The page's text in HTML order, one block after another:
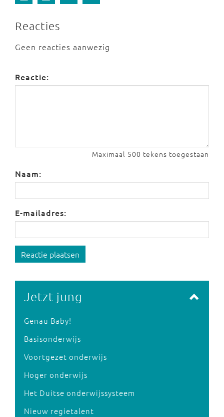
Reacties
Geen reacties aanwezig
Reactie:
Maximaal 500 tekens toegestaan
Naam:
E-mailadres:
Reactie plaatsen
Jetzt jung
Genau Baby!
Basisonderwijs
Voortgezet onderwijs
Hoger onderwijs
Het Duitse onderwijssysteem
Nieuw regietalent